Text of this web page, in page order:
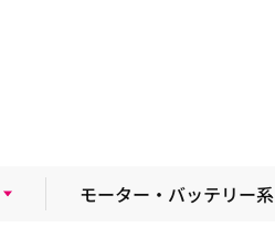
モーター・バッテリー系